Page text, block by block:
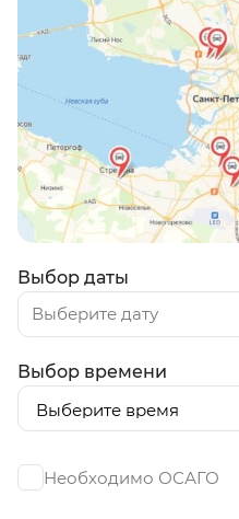
Выбор даты
Выбор времени
Необходимо ОСАГО